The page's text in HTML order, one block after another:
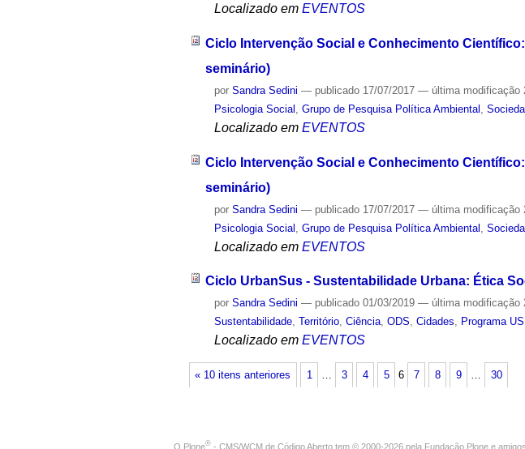
Localizado em EVENTOS
Ciclo Intervenção Social e Conhecimento
seminário)
porSandra Sedini — publicado 17/07/2017— última modificação
Psicologia Social
,Grupo de Pesquisa Política Ambiental ,
Localizado em EVENTOS
Ciclo Intervenção Social e Conhecimento
seminário)
porSandra Sedini — publicado 17/07/2017— última modificação
Psicologia Social ,Grupo de Pesquisa Política Ambiental ,
Localizado em EVENTOS
Ciclo UrbanSus - Sustentabilidade Urbana: Ética
porSandra Sedini — publicado 01/03/2019— última modificação
Sustentabilidade,Território,Ciência,ODS,Cidades, Programa
Localizado em EVENTOS
« 10 itens anteriores 1 3 4 5 6 7 8 9 30
O Plone® - CMS/WCM de Código Aberto tem © 2000-2026 pela Fundação Plone e